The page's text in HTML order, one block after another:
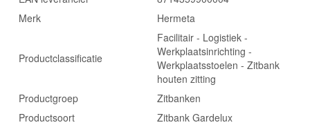
Merk
Hermeta
Productclassificatie
Facilitair - Logistiek -
Werkplaatsinrichting -
Werkplaatsstoelen - Zitbank
houten zitting
Productgroep
Zitbanken
Productsoort
Zitbank Gardelux